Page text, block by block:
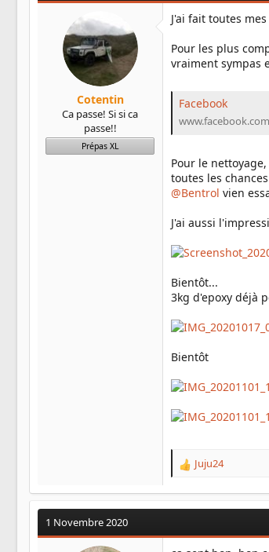
Cotentin
Ca passe! Si si ca
passe!!
Prépas XL
J'ai fait toutes
Pour les plus
vraiment sympas
Facebook
www.facebook.com
Pour le
toutes les
@Bentrol vien
J'ai aussi
Bientôt...
3kg d'epoxy déjà
Bientôt
R
a
c
i
Juju24
1 Novembre 2020